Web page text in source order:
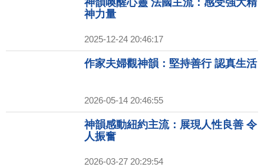
神力量
2025-12-24 20:46:17
作家夫婦觀神韻：堅持善行 認真生活
2026-05-14 20:46:55
神韻感動紐約主流：展現人性良善 令
人振奮
2026-03-27 20:29:54